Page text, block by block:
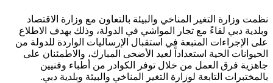
نظمت وزارة التغير المناخي والبيئة بالتعاون مع وزارة الاقتصاد
وبلدية دبي لقاءً مع تجار المواشي في الدولة، وذلك بهدف الاطلاع
على الإجراءات المتبعة في استقبال الإرساليات الواردة للدولة من
الحيوانات الحية استعداداً لعيد الأضحى المبارك، والاطمئنان على
جاهزية فرق العمل من خلال توفر الكوادر من أطباء وفنيين
بالمختبرات التابعة لوزارة التغير المناخي والبيئة وبلدية دبي.